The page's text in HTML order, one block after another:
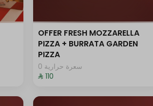
OFFER FRESH MOZZARELLA
PIZZA + BURRATA GARDEN
PIZZA
0 سعرة حرارية
⁨⁦‪‬ 110⁩